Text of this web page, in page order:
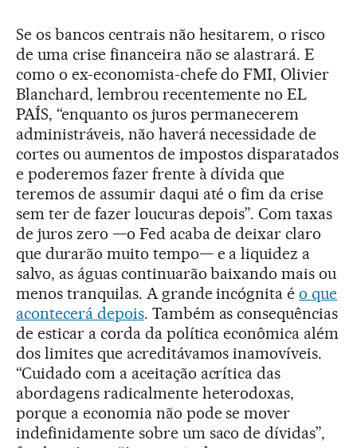
Se os bancos centrais não hesitarem, o risco
de uma crise financeira não se alastrará. E
como o ex-economista-chefe do FMI, Olivier
Blanchard, lembrou recentemente no EL
PAÍS, “enquanto os juros permanecerem
administráveis, não haverá necessidade de
cortes ou aumentos de impostos disparatados
e poderemos fazer frente à dívida que
teremos de assumir daqui até o fim da crise
sem ter de fazer loucuras depois”. Com taxas
de juros zero —o Fed acaba de deixar claro
que durarão muito tempo— e a liquidez a
salvo, as águas continuarão baixando mais ou
menos tranquilas. A grande incógnita éo que
acontecerá depois. Também as consequências
de esticar a corda da política econômica além
dos limites que acreditávamos inamovíveis.
“Cuidado com a aceitação acrítica das
abordagens radicalmente heterodoxas,
porque a economia não pode se mover
indefinidamente sobre um saco de dívidas”,